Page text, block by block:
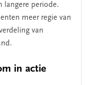
langere periode.
meer regie van
van
in actie